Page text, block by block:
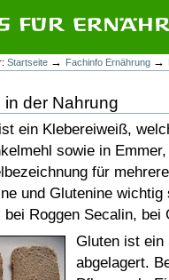
Startseite → Fachinfo Ernährung →
in der Nahrung
ein Klebereiweiß,
sowie in
für
und Glutenine
bei Roggen Secalin,
Gluten ist ein
abgelagert.